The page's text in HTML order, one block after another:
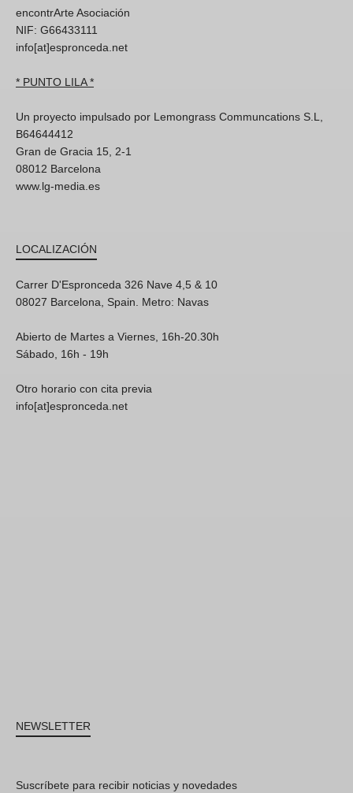
encontrArte Asociación
NIF: G66433111
info[at]espronceda.net
* PUNTO LILA *
Un proyecto impulsado por Lemongrass Communcations S.L,
B64644412
Gran de Gracia 15, 2-1
08012 Barcelona
www.lg-media.es
LOCALIZACIÓN
Carrer D'Espronceda 326 Nave 4,5 & 10
08027 Barcelona, Spain. Metro: Navas
Abierto de Martes a Viernes, 16h-20.30h
Sábado, 16h - 19h
Otro horario con cita previa
info[at]espronceda.net
NEWSLETTER
Suscríbete para recibir noticias y novedades